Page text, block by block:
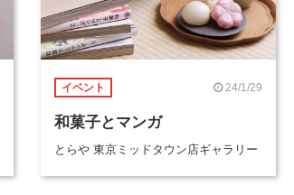
イベント 24/1/29
和菓子とマンガ
とらや 東京ミッドタウン店ギャラリー